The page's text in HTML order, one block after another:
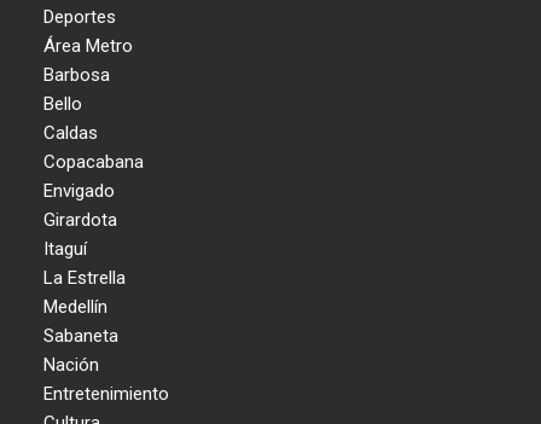
Deportes
Área Metro
Barbosa
Bello
Caldas
Copacabana
Envigado
Girardota
Itaguí
La Estrella
Medellín
Sabaneta
Nación
Entretenimiento